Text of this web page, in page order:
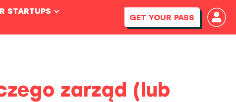
STARTUPS
GET YOUR PASS
zarząd (lub